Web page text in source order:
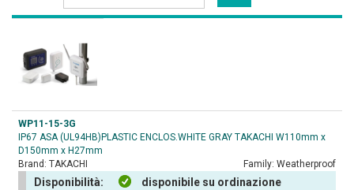
WP11-15-3G
IP67 ASA (UL94HB)PLASTIC ENCLOS.WHITE GRAY TAKACHI W110mm x
D150mm x H27mm
Brand: TAKACHI Family: Weatherproof
Disponibilità: disponibile su ordinazione